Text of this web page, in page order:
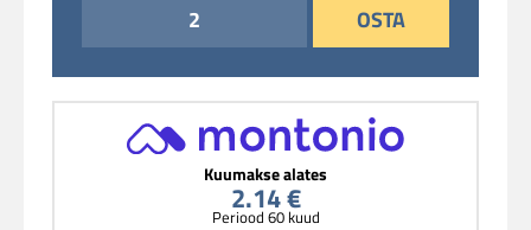
OSTA
Kuumakse alates
2.14 €
Periood 60 kuud